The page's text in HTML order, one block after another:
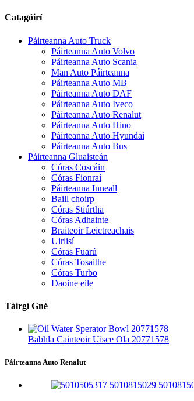
Catagóirí
Páirteanna Auto Truck
Páirteanna Auto Volvo
Páirteanna Auto Scania
Man Auto Páirteanna
Páirteanna Auto MB
Páirteanna Auto DAF
Páirteanna Auto Iveco
Páirteanna Auto Renalut
Páirteanna Auto Hino
Páirteanna Auto Hyundai
Páirteanna Auto Bus
Páirteanna Gluaisteán
Córas Coscáin
Córas Fionraí
Páirteanna Inneall
Baill choirp
Córas Stiúrtha
Córas Adhainte
Braiteoir Leictreachais
Uirlisí
Córas Fuarú
Córas Tosaithe
Córas Turbo
Daoine eile
Táirgí Gné
Babhla Cainteoir Uisce Ola 20771578
Páirteanna Auto Renalut